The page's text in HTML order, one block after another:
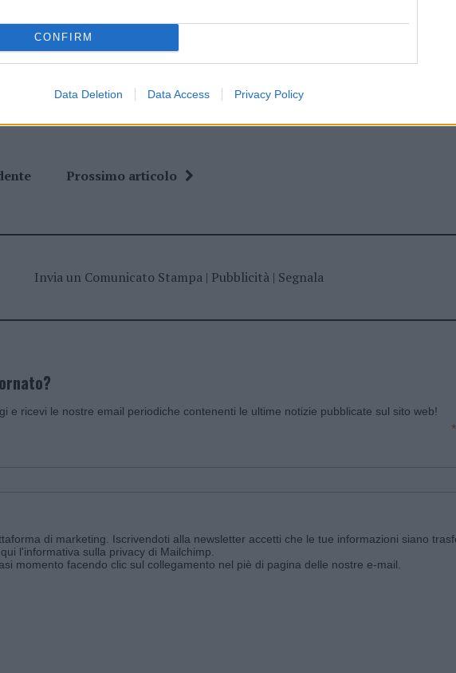
CONFIRM
Data Deletion Data Access Privacy Policy
news daGoogle News
Prossimo articolo
Invia un Comunicato Stampa| Pubblicità| Segnala
e ricevi le nostre email periodiche contenenti le ultime notizie pubblicate sul sito web!
*
di marketing. Iscrivendoti alla newsletter accetti che le tue informazioni siano
l'informativa sulla privacy di Mailchimp
momento facendo clic sul collegamento nel piè di pagina delle nostre e-mail.